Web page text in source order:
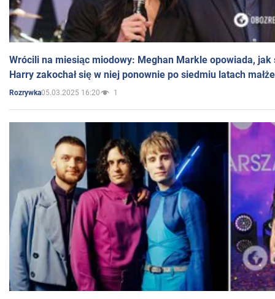
Wrócili na miesiąc miodowy: Meghan Markle opowiada, jak
Harry zakochał się w niej ponownie po siedmiu latach
Rozrywka05.03.2025 16:20 1